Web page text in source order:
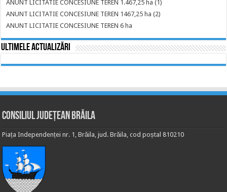
ANUNT LICITATIE CONCESIUNE TEREN 1.467,25 ha (1)
ANUNT LICITATIE CONCESIUNE TEREN 1467,25 ha (2)
ANUNT LICITATIE CONCESIUNE TEREN 6 ha
Ultimele actualizări
Consiliul Județean Brăila
Piața Independenței nr. 1, Brăila, jud. Brăila, cod poștal 810210